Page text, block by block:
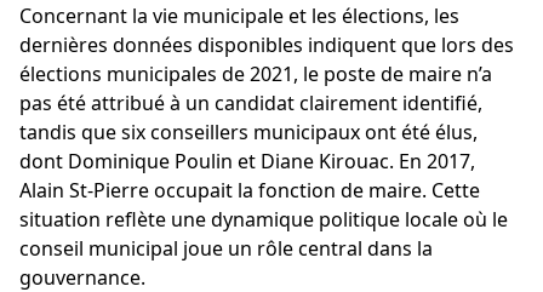
Concernant la vie municipale et les élections, les
dernières données disponibles indiquent que lors des
élections municipales de 2021, le poste de maire n’a
pas été attribué à un candidat clairement identifié,
tandis que six conseillers municipaux ont été élus,
dont Dominique Poulin et Diane Kirouac. En 2017,
Alain St-Pierre occupait la fonction de maire. Cette
situation reflète une dynamique politique locale où le
conseil municipal joue un rôle central dans la
gouvernance.